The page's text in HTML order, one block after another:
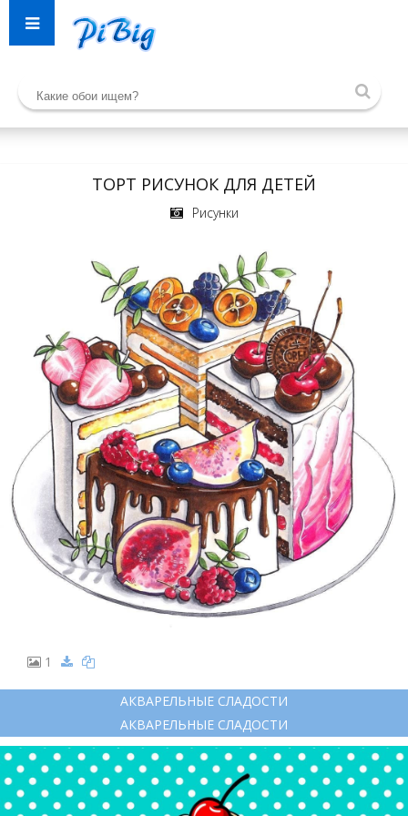
ТОРТ РИСУНОК ДЛЯ ДЕТЕЙ
Рисунки
1
АКВАРЕЛЬНЫЕ СЛАДОСТИ
АКВАРЕЛЬНЫЕ СЛАДОСТИ